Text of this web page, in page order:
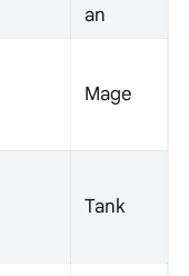
an
Mage
Tank